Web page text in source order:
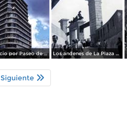
Un edificio por Paseo de La Reforma 1950 Los andenes de La Plaza de toros Ciudad de México 1950
Siguiente